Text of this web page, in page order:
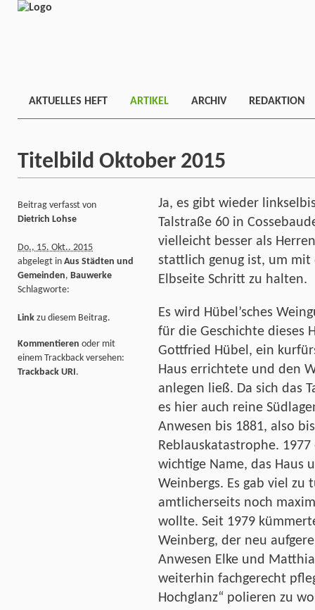
AKTUELLES HEFT ARTIKEL ARCHIV REDAKTION
Titelbild Oktober 2015
Ja, es gibt wieder
Talstraße 60 in
vielleicht besser als
stattlich genug ist, um
Elbseite Schritt zu halten.
Es wird Hübel’sches
für die Geschichte dieses
Gottfried Hübel, ein
Haus errichtete und den
anlegen ließ. Da sich das
es hier auch reine
Anwesen bis 1881, also
Reblauskatastrophe.
wichtige Name, das Haus
Weinbergs. Es gab viel zu
amtlicherseits noch
wollte. Seit 1979
Weinberg, der neu
Anwesen Elke und
weiterhin fachgerecht
Hochglanz“ polieren zu
Beitrag verfasst von
Dietrich Lohse
Do., 15. Okt.. 2015
abgelegt in Aus Städten und
Gemeinden, Bauwerke
Schlagworte:
Link zu diesem Beitrag.
Kommentieren oder mit
einem Trackback versehen:
Trackback URI.